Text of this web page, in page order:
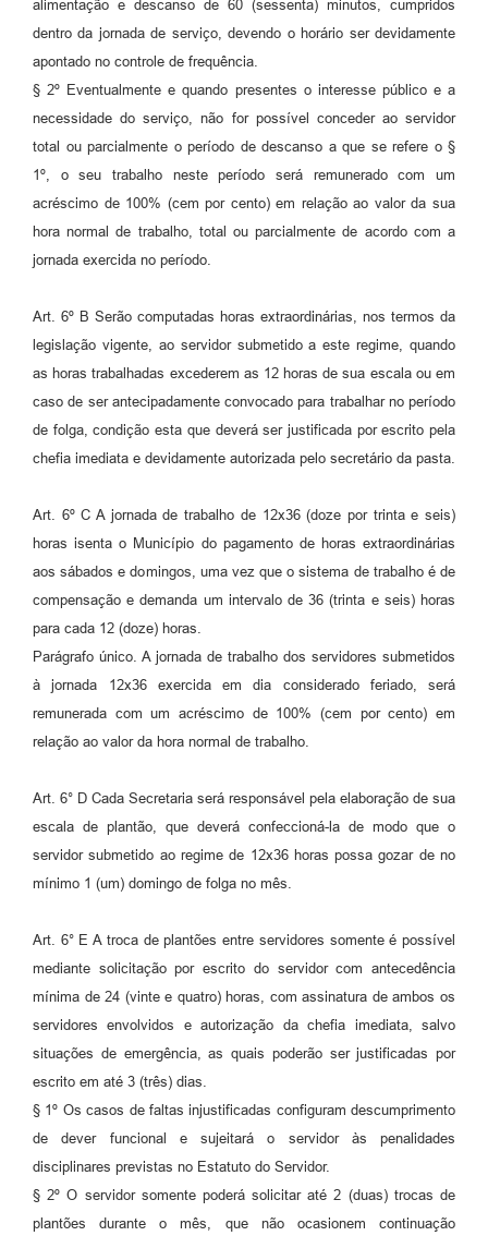
alimentação e descanso de 60 (sessenta) minutos, cumpridos
dentro da jornada de serviço, devendo o horário ser devidamente
apontado no controle de frequência.
§ 2º Eventualmente e quando presentes o interesse público e a
necessidade do serviço, não for possível conceder ao servidor
total ou parcialmente o período de descanso a que se refere o §
1º, o seu trabalho neste período será remunerado com um
acréscimo de 100% (cem por cento) em relação ao valor da sua
hora normal de trabalho, total ou parcialmente de acordo com a
jornada exercida no período.
Art. 6º B Serão computadas horas extraordinárias, nos termos da
legislação vigente, ao servidor submetido a este regime, quando
as horas trabalhadas excederem as 12 horas de sua escala ou em
caso de ser antecipadamente convocado para trabalhar no período
de folga, condição esta que deverá ser justificada por escrito pela
chefia imediata e devidamente autorizada pelo secretário da pasta.
Art. 6º C A jornada de trabalho de 12x36 (doze por trinta e seis)
horas isenta o Município do pagamento de horas extraordinárias
aos sábados e domingos, uma vez que o sistema de trabalho é de
compensação e demanda um intervalo de 36 (trinta e seis) horas
para cada 12 (doze) horas.
Parágrafo único. A jornada de trabalho dos servidores submetidos
à jornada 12x36 exercida em dia considerado feriado, será
remunerada com um acréscimo de 100% (cem por cento) em
relação ao valor da hora normal de trabalho.
Art. 6° D Cada Secretaria será responsável pela elaboração de sua
escala de plantão, que deverá confeccioná-la de modo que o
servidor submetido ao regime de 12x36 horas possa gozar de no
mínimo 1 (um) domingo de folga no mês.
Art. 6° E A troca de plantões entre servidores somente é possível
mediante solicitação por escrito do servidor com antecedência
mínima de 24 (vinte e quatro) horas, com assinatura de ambos os
servidores envolvidos e autorização da chefia imediata, salvo
situações de emergência, as quais poderão ser justificadas por
escrito em até 3 (três) dias.
§ 1º Os casos de faltas injustificadas configuram descumprimento
de dever funcional e sujeitará o servidor às penalidades
disciplinares previstas no Estatuto do Servidor.
§ 2º O servidor somente poderá solicitar até 2 (duas) trocas de
plantões durante o mês, que não ocasionem continuação